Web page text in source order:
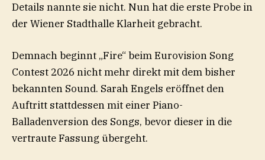
Details nannte sie nicht. Nun hat die erste Probe in
der Wiener Stadthalle Klarheit gebracht.
Demnach beginnt „Fire“ beim Eurovision Song
Contest 2026 nicht mehr direkt mit dem bisher
bekannten Sound. Sarah Engels eröffnet den
Auftritt stattdessen mit einer Piano-
Balladenversion des Songs, bevor dieser in die
vertraute Fassung übergeht.